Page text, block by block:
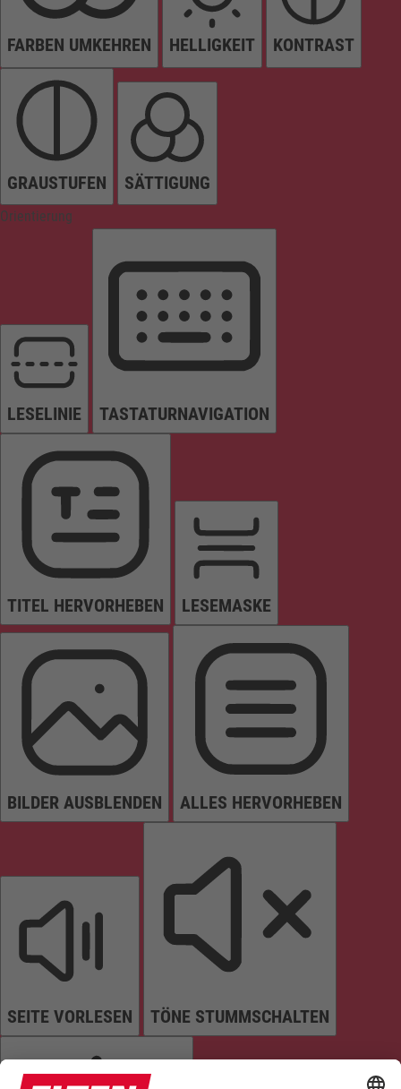
FARBEN UMKEHREN HELLIGKEIT KONTRAST
GRAUSTUFEN SÄTTIGUNG
Orientierung
LESELINIE TASTATURNAVIGATION
TITEL HERVORHEBEN LESEMASKE
BILDER AUSBLENDEN ALLES HERVORHEBEN
SEITE VORLESEN TÖNE STUMMSCHALTEN